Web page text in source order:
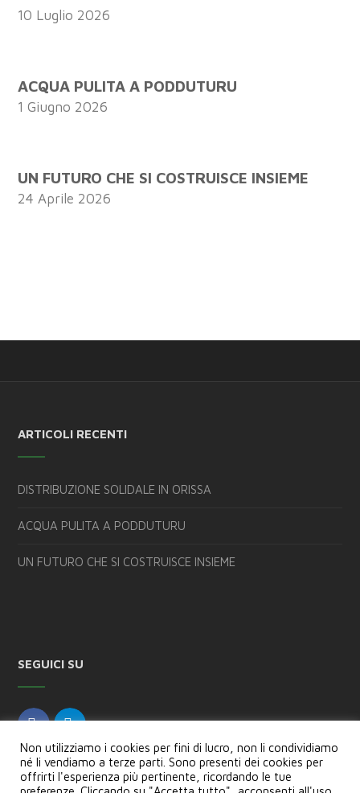
10 Luglio 2026
ACQUA PULITA A PODDUTURU
1 Giugno 2026
UN FUTURO CHE SI COSTRUISCE INSIEME
24 Aprile 2026
ARTICOLI RECENTI
DISTRIBUZIONE SOLIDALE IN ORISSA
ACQUA PULITA A PODDUTURU
UN FUTURO CHE SI COSTRUISCE INSIEME
SEGUICI SU
Non utilizziamo i cookies per fini di lucro, non li condividiamo
né li vendiamo a terze parti. Sono presenti dei cookies per
offrirti l'esperienza più pertinente, ricordando le tue